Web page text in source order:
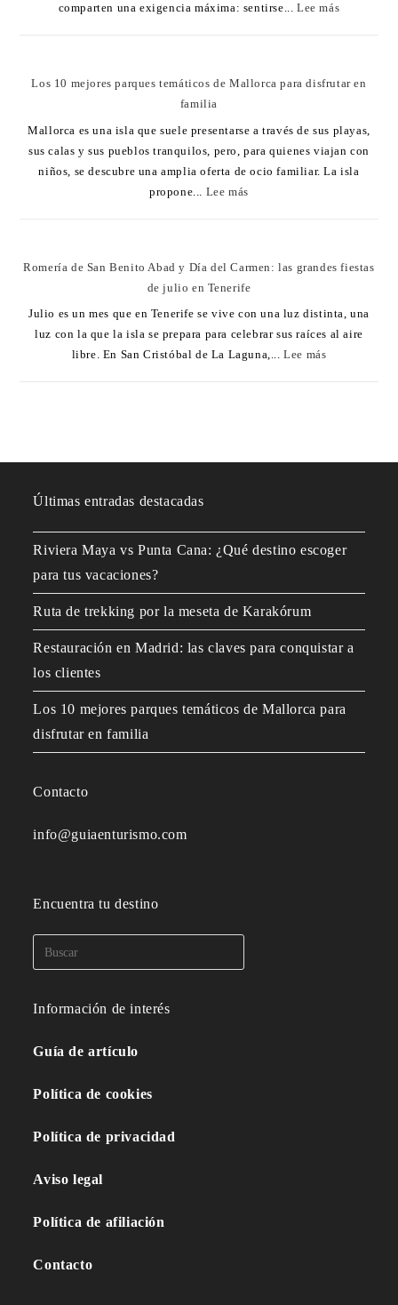
comparten una exigencia máxima: sentirse...Lee más
Los 10 mejores parques temáticos de Mallorca para disfrutar en
familia
Mallorca es una isla que suele presentarse a través de sus playas,
sus calas y sus pueblos tranquilos, pero, para quienes viajan con
niños, se descubre una amplia oferta de ocio familiar. La isla
propone... Lee más
Romería de San Benito Abad y Día del Carmen: las grandes fiestas
de julio en Tenerife
Julio es un mes que en Tenerife se vive con una luz distinta, una
luz con la que la isla se prepara para celebrar sus raíces al aire
libre. En San Cristóbal de La Laguna,...Lee más
Últimas entradas destacadas
Riviera Maya vs Punta Cana: ¿Qué destino escoger
para tus vacaciones?
Ruta de trekking por la meseta de Karakórum
Restauración en Madrid: las claves para conquistar a
los clientes
Los 10 mejores parques temáticos de Mallorca para
disfrutar en familia
Contacto
info@guiaenturismo.com
Encuentra tu destino
Información de interés
Guía de artículo
Política de cookies
Política de privacidad
Aviso legal
Política de afiliación
Contacto